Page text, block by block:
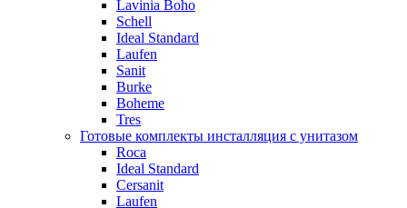
Lavinia Boho
Schell
Ideal Standard
Laufen
Sanit
Burke
Boheme
Tres
Готовые комплекты инсталляция с унитазом
Roca
Ideal Standard
Cersanit
Laufen